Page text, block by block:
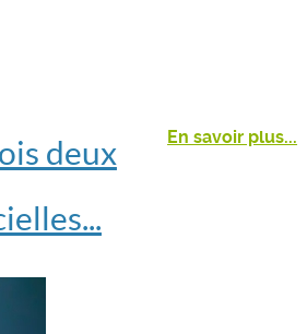
En savoir plus...
deux